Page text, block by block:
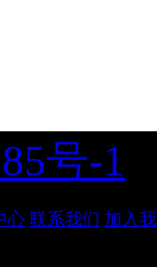
号-1
心 联系我们 加入